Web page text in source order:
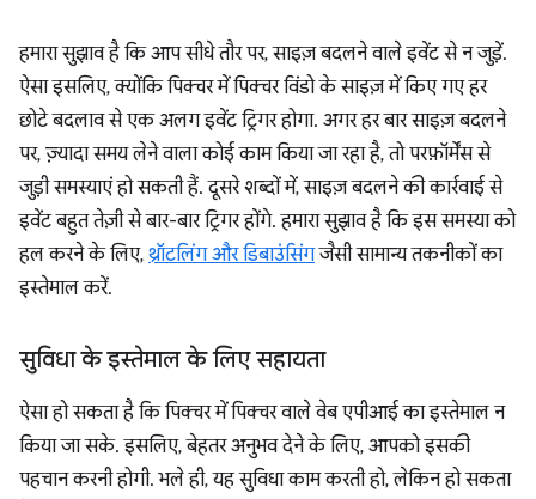
हमारा सुझाव है कि आप सीधे तौर पर, साइज़ बदलने वाले इवेंट से न जुड़ें.
ऐसा इसलिए, क्योंकि पिक्चर में पिक्चर विंडो के साइज़ में किए गए हर
छोटे बदलाव से एक अलग इवेंट ट्रिगर होगा. अगर हर बार साइज़ बदलने
पर, ज़्यादा समय लेने वाला कोई काम किया जा रहा है, तो परफ़ॉर्मेंस से
जुड़ी समस्याएं हो सकती हैं. दूसरे शब्दों में, साइज़ बदलने की कार्रवाई से
इवेंट बहुत तेज़ी से बार-बार ट्रिगर होंगे. हमारा सुझाव है कि इस समस्या को
हल करने के लिए, थ्रॉटलिंग और डिबाउंसिंगजैसी सामान्य तकनीकों का
इस्तेमाल करें.
सुविधा के इस्तेमाल के लिए सहायता
ऐसा हो सकता है कि पिक्चर में पिक्चर वाले वेब एपीआई का इस्तेमाल न
किया जा सके. इसलिए, बेहतर अनुभव देने के लिए, आपको इसकी
पहचान करनी होगी. भले ही, यह सुविधा काम करती हो, लेकिन हो सकता